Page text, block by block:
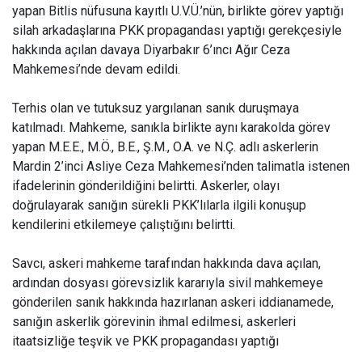
yapan Bitlis nüfusuna kayıtlı U.V.Ü.’nün, birlikte görev yaptığı
silah arkadaşlarına PKK propagandası yaptığı gerekçesiyle
hakkında açılan davaya Diyarbakır 6’ıncı Ağır Ceza
Mahkemesi’nde devam edildi.
Terhis olan ve tutuksuz yargılanan sanık duruşmaya
katılmadı. Mahkeme, sanıkla birlikte aynı karakolda görev
yapan M.E.E., M.Ö., B.E., Ş.M., O.A. ve N.Ç. adlı askerlerin
Mardin 2’inci Asliye Ceza Mahkemesi’nden talimatla istenen
ifadelerinin gönderildiğini belirtti. Askerler, olayı
doğrulayarak sanığın sürekli PKK’lılarla ilgili konuşup
kendilerini etkilemeye çalıştığını belirtti.
Savcı, askeri mahkeme tarafından hakkında dava açılan,
ardından dosyası görevsizlik kararıyla sivil mahkemeye
gönderilen sanık hakkında hazırlanan askeri iddianamede,
sanığın askerlik görevinin ihmal edilmesi, askerleri
itaatsizliğe teşvik ve PKK propagandası yaptığı